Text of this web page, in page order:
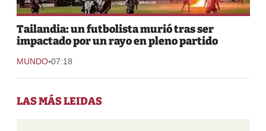
Tailandia: un futbolista murió tras ser
impactado por un rayo en pleno partido
MUNDO-07:18
LAS MÁS LEIDAS